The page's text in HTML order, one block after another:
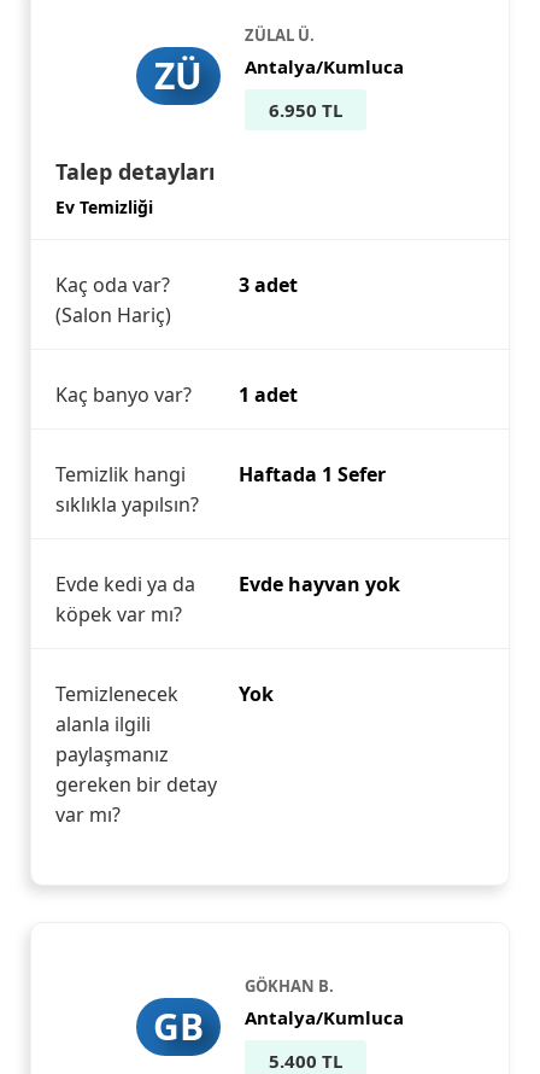
ZÜ
ZÜLAL Ü.
Antalya/Kumluca
6.950 TL
Talep detayları
Ev Temizliği
Kaç oda var?
(Salon Hariç)
3 adet
Kaç banyo var? 1 adet
Temizlik hangi
sıklıkla yapılsın?
Haftada 1 Sefer
Evde kedi ya da
köpek var mı?
Evde hayvan yok
Temizlenecek
alanla ilgili
paylaşmanız
gereken bir detay
var mı?
Yok
GB
GÖKHAN B.
Antalya/Kumluca
5.400 TL